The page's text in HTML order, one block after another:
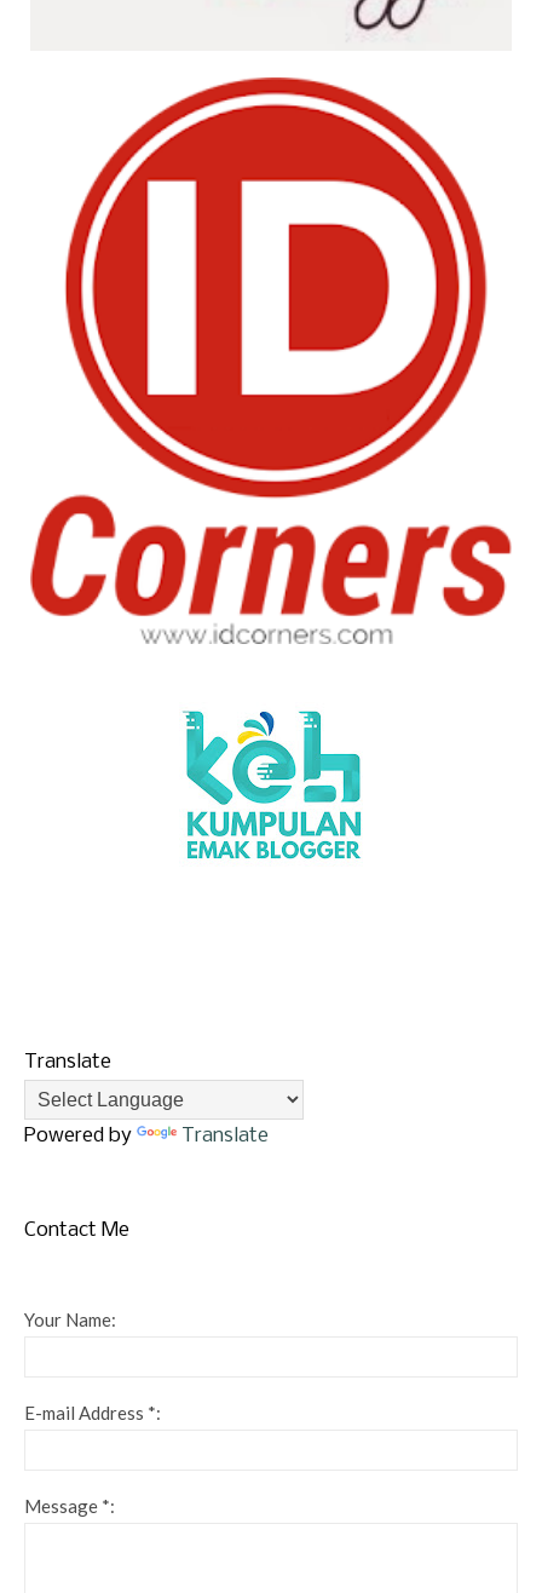
Translate
Powered by Translate
Contact Me
Your Name:
E-mail Address *:
Message *: